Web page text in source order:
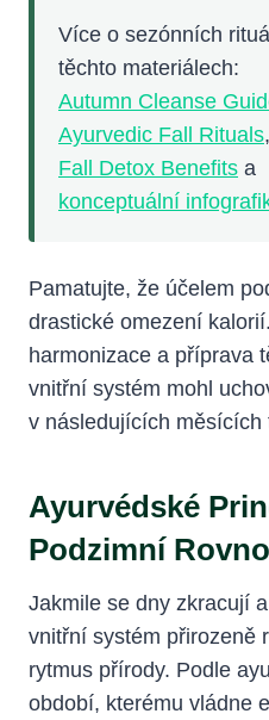
Více o sezónních
těchto materiálech:
Autumn Cleanse
Ayurvedic Fall Rituals,
Fall Detox Benefits a
konceptuální
Pamatujte, že účelem
drastické omezení
harmonizace a příprava
vnitřní systém mohl
v následujících měsících
Ayurvédské
Podzimní
Jakmile se dny zkracují
vnitřní systém přirozeně
rytmus přírody. Podle
období, kterému vládne